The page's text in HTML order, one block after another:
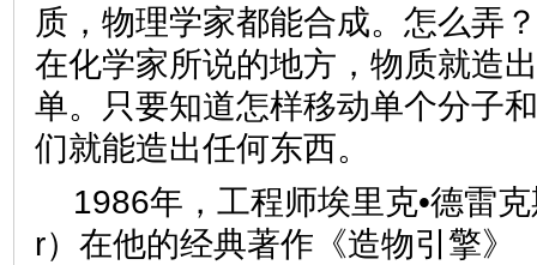
质，物理学家都能合成。怎么弄
在化学家所说的地方，物质就造
单。只要知道怎样移动单个分子
们就能造出任何东西。
1986年，工程师埃里克•德雷
r）在他的经典著作《造物引擎》